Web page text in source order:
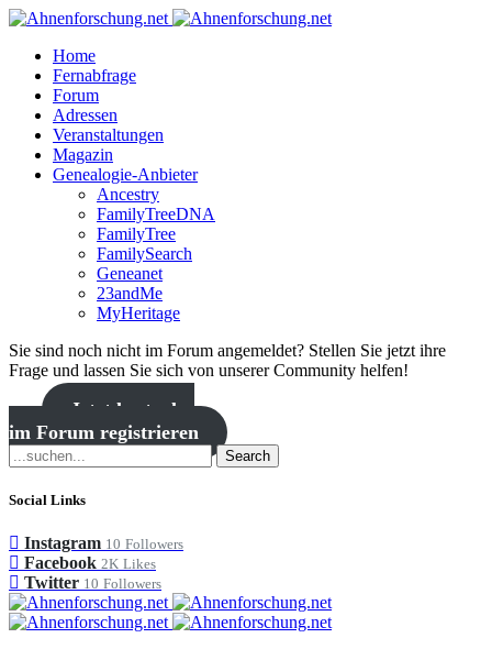
Home
Fernabfrage
Forum
Adressen
Veranstaltungen
Magazin
Genealogie-Anbieter
Ancestry
FamilyTreeDNA
FamilyTree
FamilySearch
Geneanet
23andMe
MyHeritage
Sie sind noch nicht im Forum angemeldet? Stellen Sie jetzt ihre
Frage und lassen Sie sich von unserer Community helfen!
Jetzt kostenlos
im Forum registrieren
Search
Social Links
Instagram 10 Followers
Facebook 2K Likes
Twitter 10 Followers